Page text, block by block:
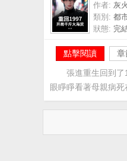
作者: 灰火
類別: 都
狀態: 完
點擊閱讀 章
張進重生回到了
眼睜睜看著母親病